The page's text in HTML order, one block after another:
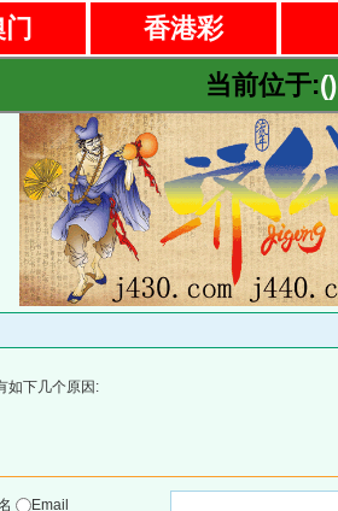
香港彩
当前位于:()
如下几个原因:
Email